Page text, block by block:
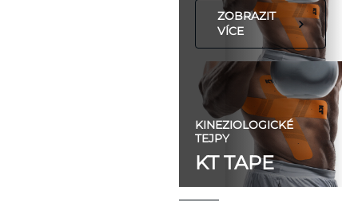
ZOBRAZIT
VÍCE
KINEZIOLOGICKÉ
TEJPY
KT TAPE